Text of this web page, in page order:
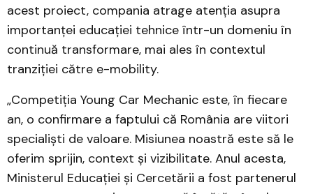
acest proiect, compania atrage atenția asupra
importanței educației tehnice într-un domeniu în
continuă transformare, mai ales în contextul
tranziției către e-mobility.
„Competiția Young Car Mechanic este, în fiecare
an, o confirmare a faptului că România are viitori
specialiști de valoare. Misiunea noastră este să le
oferim sprijin, context și vizibilitate. Anul acesta,
Ministerul Educației și Cercetării a fost partenerul